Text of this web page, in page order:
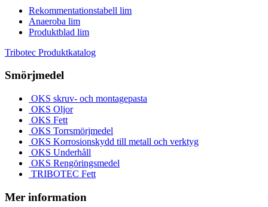
Rekommentationstabell lim
Anaeroba lim
Produktblad lim
Tribotec Produktkatalog
Smörjmedel
OKS skruv- och montagepasta
OKS Oljor
OKS Fett
OKS Torrsmörjmedel
OKS Korrosionskydd till metall och verktyg
OKS Underhåll
OKS Rengöringsmedel
TRIBOTEC Fett
Mer information